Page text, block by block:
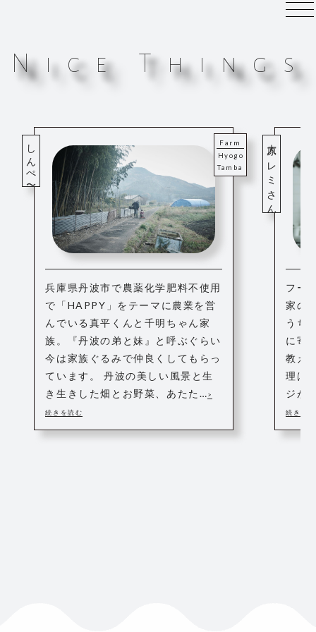
N i c e T h i n g s
Farm
Hyogo
Tamba
しんぺ〜農園
兵庫県丹波市で農薬化学肥料不使用
で「HAPPY」をテーマに農業を営
んでいる真平くんと千明ちゃん家
族。『丹波の弟と妹』と呼ぶぐらい
今は家族ぐるみで仲良くしてもらっ
ています。 丹波の美しい風景と生
き生きした畑とお野菜、あたた…>
続きを読む
大原 レミさん
フー
家の
うち
に寄
教え
理は
ジが
続きを